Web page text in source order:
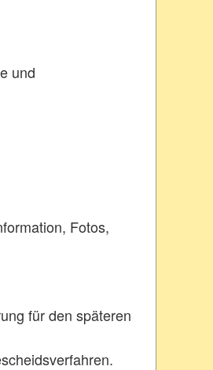
und
Fotos,
für den späteren